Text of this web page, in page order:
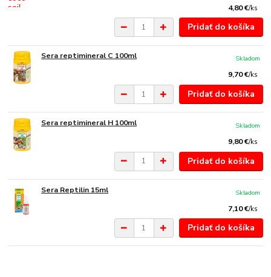
4,80 €/ks
Pridať do košíka
Sera reptimineral C 100ml
9,70 €/ks
Skladom
Pridať do košíka
Sera reptimineral H 100ml
9,80 €/ks
Skladom
Pridať do košíka
Sera Reptilin 15ml
7,10 €/ks
Skladom
Pridať do košíka